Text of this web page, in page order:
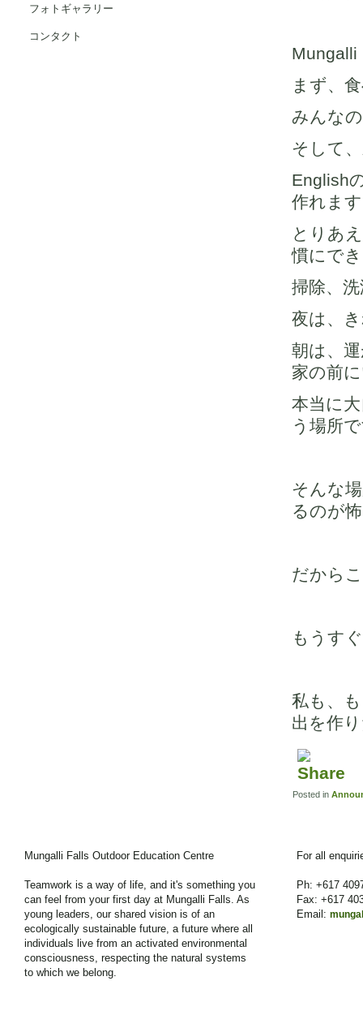
フォトギャラリー
コンタクト
Mungalli
まず、
みんな
そして
English
作れま
とりあ
慣にで
掃除、
夜は、
朝は、
家の前
本当に
う場所
そんな
るのが
だから
もうす
私も、
出を作
Posted in
Mungalli Falls Outdoor Education Centre
Teamwork is a way of life, and it's something you
can feel from your first day at Mungalli Falls. As
young leaders, our shared vision is of an
ecologically sustainable future, a future where all
individuals live from an activated environmental
consciousness, respecting the natural systems
to which we belong.
For all
Ph: +617
Fax: +617
Email: